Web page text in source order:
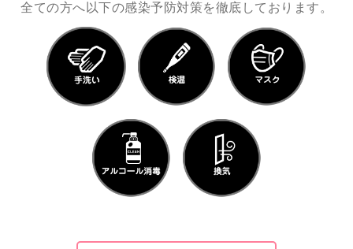
全ての方へ以下の感染予防対策を徹底しております。